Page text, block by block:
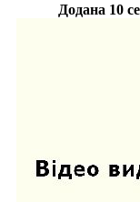
Додана 10